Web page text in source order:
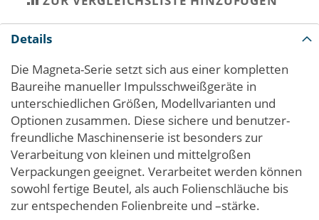
Details
Die Magneta-Serie setzt sich aus einer kompletten
Baureihe manueller Impulsschweißgeräte in
unterschiedlichen Größen, Modellvarianten und
Optionen zusammen. Diese sichere und benutzer-
freundliche Maschinenserie ist besonders zur
Verarbeitung von kleinen und mittelgroßen
Verpackungen geeignet. Verarbeitet werden können
sowohl fertige Beutel, als auch Folienschläuche bis
zur entspechenden Folienbreite und –stärke.